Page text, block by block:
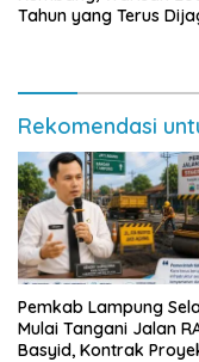
Tahun yang Terus
Rekomendasi
Pemkab Lampung
Mulai Tangani Jalan
Basyid, Kontrak